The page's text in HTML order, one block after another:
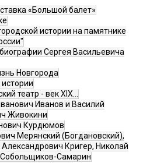
«Большой балет»
истории на памятнике
Сергея Васильевича
Новгорода
театр - век XIX…
Иванов и Василий
Живокини
Курдюмов
Мерянский (Богдановский),
Кригер, Николай
Самарин